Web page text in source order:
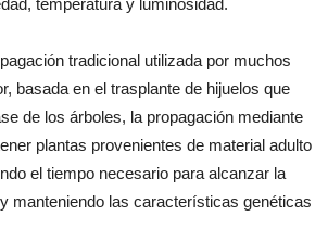
temperatura y luminosidad.
tradicional utilizada por muchos
basada en el trasplante de hijuelos que
de los árboles, la propagación mediante
plantas provenientes de material adulto
el tiempo necesario para alcanzar la
manteniendo las características genéticas